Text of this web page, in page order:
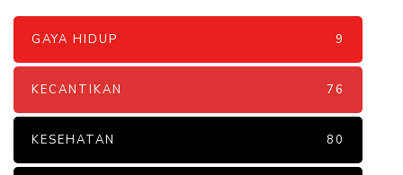
GAYA HIDUP 9
KECANTIKAN 76
KESEHATAN 80